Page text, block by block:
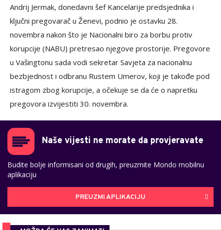
Andrij Jermak, donedavni šef Kancelarije predsjednika i
ključni pregovarač u Ženevi, podnio je ostavku 28.
novembra nakon što je Nacionalni biro za borbu protiv
korupcije (NABU) pretresao njegove prostorije. Pregovore
u Vašingtonu sada vodi sekretar Savjeta za nacionalnu
bezbjednost i odbranu Rustem Umerov, koji je takođe pod
istragom zbog korupcije, a očekuje se da će o napretku
pregovora izvijestiti 30. novembra.
Naše vijesti ne morate da provjeravate
Budite bolje informisani od drugih, preuzmite Mondo mobilnu
aplikaciju
PREUZMI APLIKACIJU